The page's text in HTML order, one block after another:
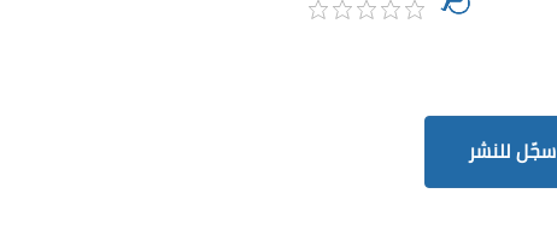
سجّل للنشر